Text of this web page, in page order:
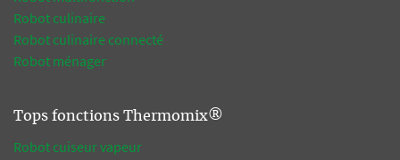
Robot culinaire
Robot culinaire connecté
Robot ménager
Tops fonctions Thermomix®
Robot cuiseur vapeur